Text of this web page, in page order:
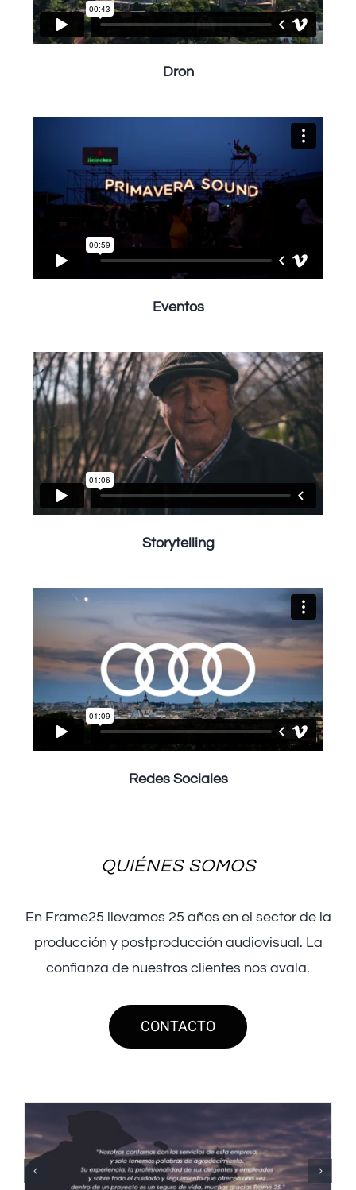
Dron
Eventos
Storytelling
Redes Sociales
QUIÉNES SOMOS
En Frame25 llevamos 25 años en el sector de la
producción y postproducción audiovisual. La
confianza de nuestros clientes nos avala.
CONTACTO